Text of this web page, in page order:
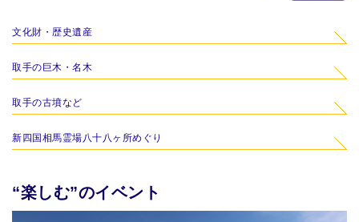
文化財・歴史遺産
取手の巨木・名木
取手の古墳など
新四国相馬霊場八十八ヶ所めぐり
“楽しむ”のイベント